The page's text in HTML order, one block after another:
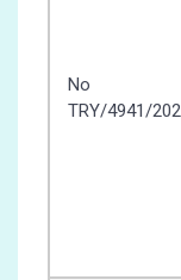
No
TRY/4941/